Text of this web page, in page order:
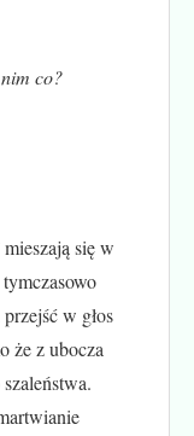
co?
się w
w głos
że z ubocza